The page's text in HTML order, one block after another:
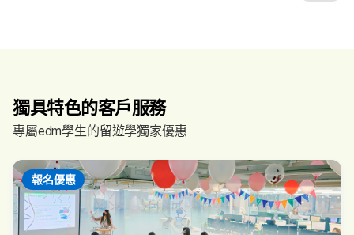
獨具特色的客戶服務
專屬edm學生的留遊學獨家優惠
報名優惠